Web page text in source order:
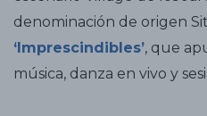
denominación de origen
‘Imprescindibles’, que
música, danza en vivo y